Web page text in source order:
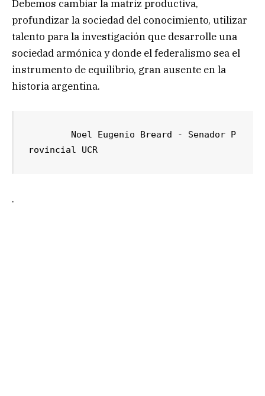
Debemos cambiar la matriz productiva,
profundizar la sociedad del conocimiento, utilizar
talento para la investigación que desarrolle una
sociedad armónica y donde el federalismo sea el
instrumento de equilibrio, gran ausente en la
historia argentina.
rovincial UCR
.